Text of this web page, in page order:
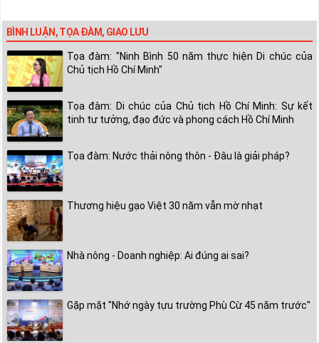
BÌNH LUẬN, TỌA ĐÀM, GIAO LƯU
Tọa đàm: "Ninh Bình 50 năm thực hiện Di chúc của
Chủ tịch Hồ Chí Minh"
Tọa đàm: Di chúc của Chủ tịch Hồ Chí Minh: Sự kết
tinh tư tưởng, đạo đức và phong cách Hồ Chí Minh
Tọa đàm: Nước thải nông thôn - Đâu là giải pháp?
Thương hiệu gạo Việt 30 năm vẫn mờ nhạt
Nhà nông - Doanh nghiệp: Ai đúng ai sai?
Gặp mặt "Nhớ ngày tựu trường Phù Cừ 45 năm trước"